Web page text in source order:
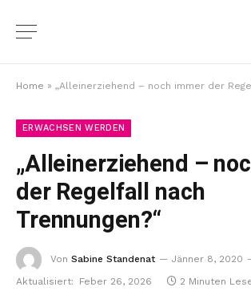
Home » „Alleinerziehend – noch immer der Regelfall
ERWACHSEN WERDEN
„Alleinerziehend –
der Regelfall nach
Trennungen?“
Von Sabine Standenat
Jänner 8, 2020
Aktualisiert:
Feber 26, 2026 2 Minuten